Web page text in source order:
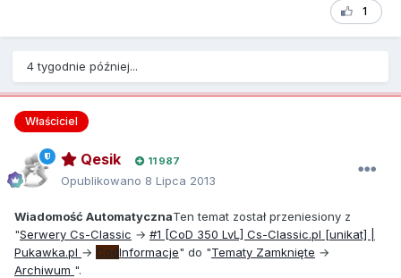
1
4 tygodnie później...
Właściciel
Qesik 11 987
Opublikowano 8 Lipca 2013
Wiadomość AutomatycznaTen temat został przeniesiony z
"Serwery Cs-Classic → #1 [CoD 350 LvL] Cs-Classic.pl [unikat] |
Pukawka.pl → CodInformacje" do "Tematy Zamknięte →
Archiwum ".